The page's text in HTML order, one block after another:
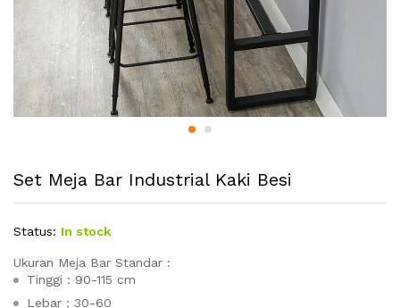
Set Meja Bar Industrial Kaki Besi
Status: In stock
Ukuran Meja Bar Standar :
Tinggi : 90-115 cm
Lebar : 30-60